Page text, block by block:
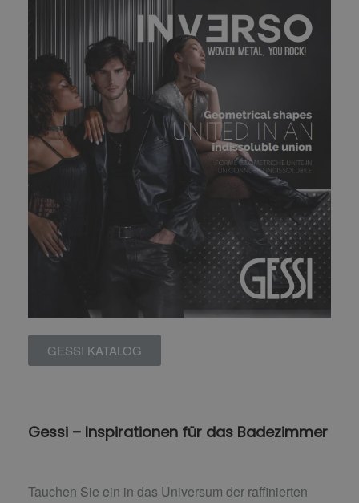
GESSI KATALOG
Gessi – Inspirationen für das Badezimmer
Tauchen Sie ein in das Universum der raffinierten